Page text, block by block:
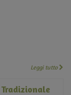
Leggi tutto